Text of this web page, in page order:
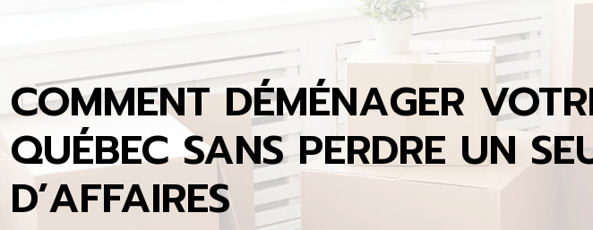
COMMENT DÉMÉNAGER
QUÉBEC SANS PERDRE UN
D’AFFAIRES